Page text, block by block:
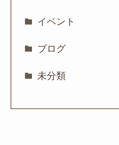
イベント
ブログ
未分類